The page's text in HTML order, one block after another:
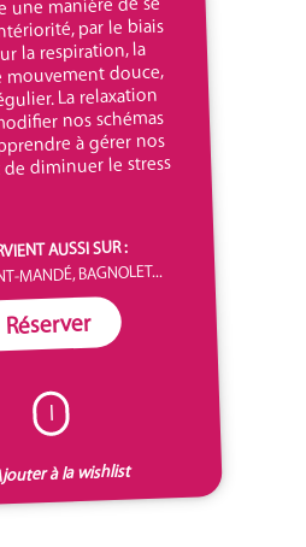
par le biais
la respiration, la
douce,
La relaxation
nos schémas
à gérer nos
diminuer le stress
AUSSI SUR :
MANDÉ, BAGNOLET...
Réserver
I
à la wishlist